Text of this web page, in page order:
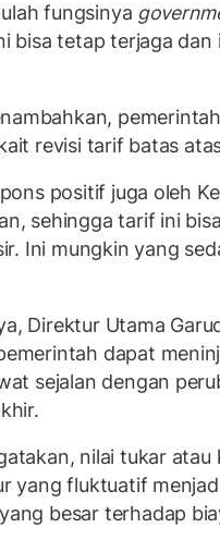
fungsinya
bisa tetap terjaga dan
revisi tarif batas
positif juga oleh
sehingga tarif ini
Ini mungkin yang
Direktur Utama
dapat
sejalan dengan
nilai tukar atau
yang fluktuatif
besar terhadap